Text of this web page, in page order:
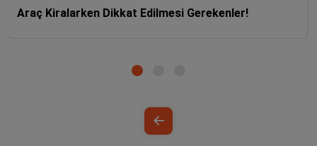
Araç Kiralarken Dikkat Edilmesi Gerekenler!